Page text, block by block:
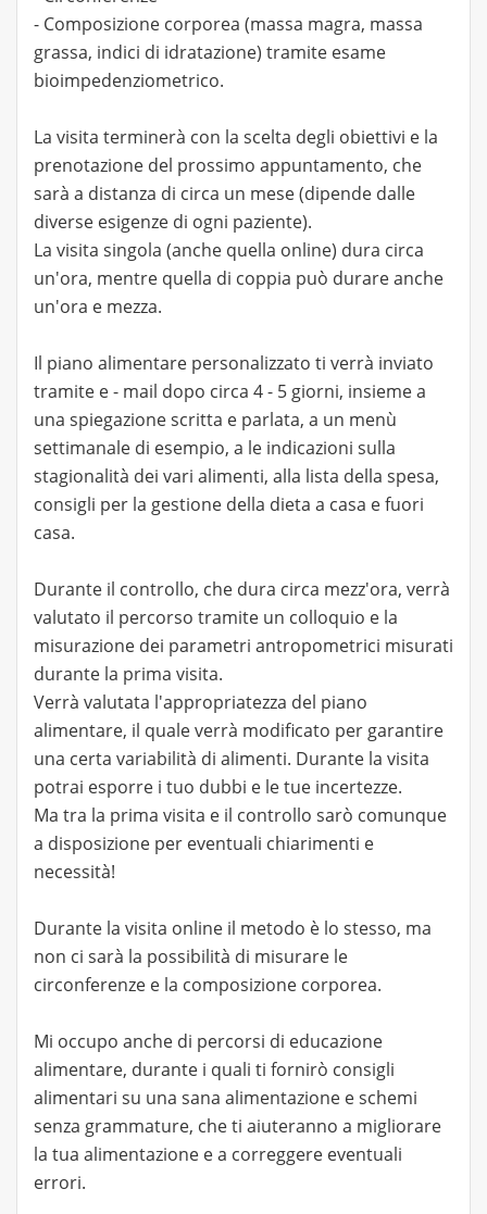
- Composizione corporea (massa magra, massa
grassa, indici di idratazione) tramite esame
bioimpedenziometrico.
La visita terminerà con la scelta degli obiettivi e la
prenotazione del prossimo appuntamento, che
sarà a distanza di circa un mese (dipende dalle
diverse esigenze di ogni paziente).
La visita singola (anche quella online) dura circa
un'ora, mentre quella di coppia può durare anche
un'ora e mezza.
Il piano alimentare personalizzato ti verrà inviato
tramite e - mail dopo circa 4 - 5 giorni, insieme a
una spiegazione scritta e parlata, a un menù
settimanale di esempio, a le indicazioni sulla
stagionalità dei vari alimenti, alla lista della spesa,
consigli per la gestione della dieta a casa e fuori
casa.
Durante il controllo, che dura circa mezz'ora, verrà
valutato il percorso tramite un colloquio e la
misurazione dei parametri antropometrici misurati
durante la prima visita.
Verrà valutata l'appropriatezza del piano
alimentare, il quale verrà modificato per garantire
una certa variabilità di alimenti. Durante la visita
potrai esporre i tuo dubbi e le tue incertezze.
Ma tra la prima visita e il controllo sarò comunque
a disposizione per eventuali chiarimenti e
necessità!
Durante la visita online il metodo è lo stesso, ma
non ci sarà la possibilità di misurare le
circonferenze e la composizione corporea.
Mi occupo anche di percorsi di educazione
alimentare, durante i quali ti fornirò consigli
alimentari su una sana alimentazione e schemi
senza grammature, che ti aiuteranno a migliorare
la tua alimentazione e a correggere eventuali
errori.